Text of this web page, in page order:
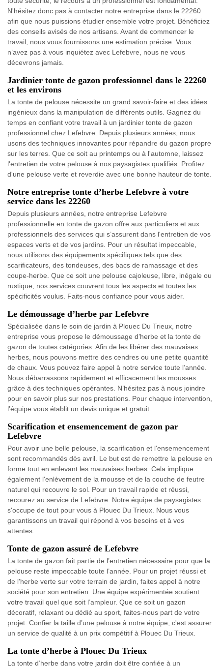
N'hésitez donc pas à contacter notre entreprise dans le 22260
afin que nous puissions étudier ensemble votre projet. Bénéficiez
des conseils avisés de nos artisans. Avant de commencer le
travail, nous vous fournissons une estimation précise. Vous
n’avez pas à vous inquiétez avec Lefebvre, nous ne vous
décevrons jamais.
Jardinier tonte de gazon professionnel dans le 22260
et les environs
La tonte de pelouse nécessite un grand savoir-faire et des idées
ingénieux dans la manipulation de différents outils. Gagnez du
temps en confiant votre travail à un jardinier tonte de gazon
professionnel chez Lefebvre. Depuis plusieurs années, nous
usons des techniques innovantes pour répandre du gazon propre
sur les terres. Que ce soit au printemps ou à l'automne, laissez
l'entretien de votre pelouse à nos paysagistes qualifiés. Profitez
d'une pelouse verte et reverdie avec une bonne hauteur de tonte.
Notre entreprise tonte d’herbe Lefebvre à votre
service dans les 22260
Depuis plusieurs années, notre entreprise Lefebvre
professionnelle en tonte de gazon offre aux particuliers et aux
professionnels des services qui s’assurent dans l'entretien de vos
espaces verts et de vos jardins. Pour un résultat impeccable,
nous utilisons des équipements spécifiques tels que des
scarificateurs, des tondeuses, des bacs de ramassage et des
coupe-herbe. Que ce soit une pelouse cajoleuse, libre, inégale ou
rustique, nos services couvrent tous les aspects et toutes les
spécificités voulus. Faits-nous confiance pour vous aider.
Le démoussage d’herbe par Lefebvre
Spécialisée dans le soin de jardin à Plouec Du Trieux, notre
entreprise vous propose le démoussage d’herbe et la tonte de
gazon de toutes catégories. Afin de les libérer des mauvaises
herbes, nous pouvons mettre des cendres ou une petite quantité
de chaux. Vous pouvez faire appel à notre service toute l’année.
Nous débarrassons rapidement et efficacement les mousses
grâce à des techniques opérantes. N’hésitez pas à nous joindre
pour en savoir plus sur nos prestations. Pour chaque intervention,
l’équipe vous établit un devis unique et gratuit.
Scarification et ensemencement de gazon par
Lefebvre
Pour avoir une belle pelouse, la scarification et l'ensemencement
sont recommandés dès avril. Le but est de remettre la pelouse en
forme tout en enlevant les mauvaises herbes. Cela implique
également l'enlèvement de la mousse et de la couche de feutre
naturel qui recouvre le sol. Pour un travail rapide et réussi,
recourez au service de Lefebvre. Notre équipe de paysagistes
s'occupe de tout pour vous à Plouec Du Trieux. Nous vous
garantissons un travail qui répond à vos besoins et à vos
attentes.
Tonte de gazon assuré de Lefebvre
La tonte de gazon fait partie de l’entretien nécessaire pour que la
pelouse reste impeccable toute l’année. Pour un projet réussi et
de l'herbe verte sur votre terrain de jardin, faites appel à notre
société pour son entretien. Une équipe expérimentée soutient
votre travail quel que soit l’ampleur. Que ce soit un gazon
décoratif, relaxant ou dédié au sport, faites-nous part de votre
projet. Confier la taille d’une pelouse à notre équipe, c'est assurer
un service de qualité à un prix compétitif à Plouec Du Trieux.
La tonte d’herbe à Plouec Du Trieux
La tonte d’herbe dans votre jardin doit être confiée à un